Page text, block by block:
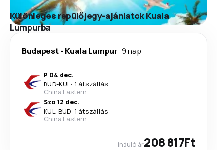
Különleges repülőjegy-ajánlatok Kuala
Lumpurba
Budapest- Kuala Lumpur 9 nap
P 04 dec.
BUD-KUL· 1 átszállás
China Eastern
Szo 12 dec.
KUL-BUD· 1 átszállás
China Eastern
induló ár208 817Ft